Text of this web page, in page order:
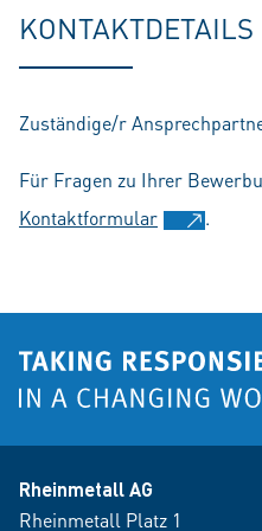
KONTAKTDETAILS
Zuständige/r
Für Fragen zu Ihrer
Kontaktformular
.
Rheinmetall AG
Rheinmetall Platz 1